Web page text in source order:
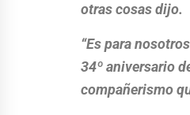
otras cosas dijo.
“Es para
34º aniversario
compañerismo